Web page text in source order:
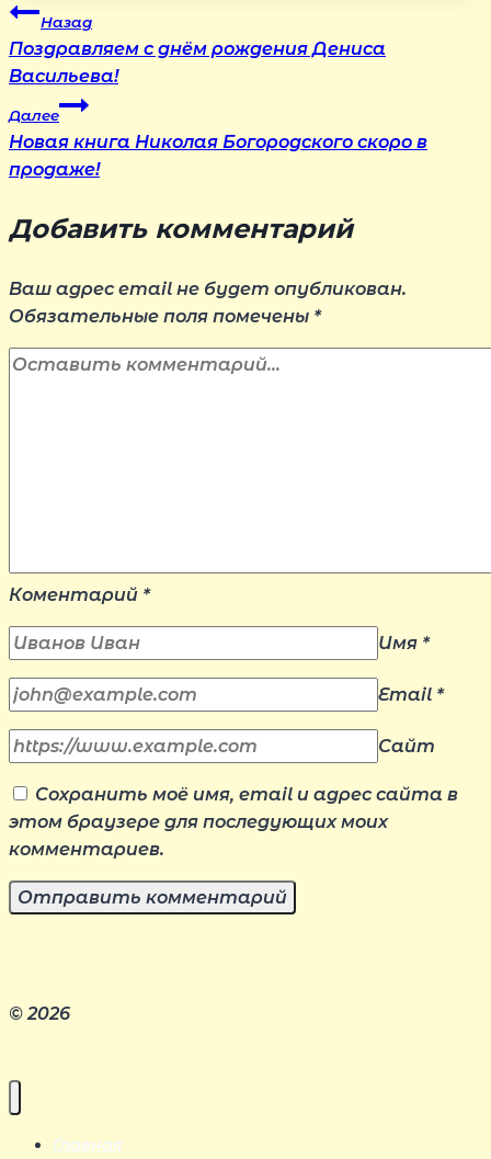
Навигация
по
записям
Назад
Поздравляем с днём рождения Дениса
Васильева!
Далее
Новая книга Николая Богородского скоро в
продаже!
Добавить комментарий
Ваш адрес email не будет опубликован.
Обязательные поля помечены *
Коментарий *
Имя *
Email *
Сайт
Сохранить моё имя, email и адрес сайта в
этом браузере для последующих моих
комментариев.
© 2026
Главная